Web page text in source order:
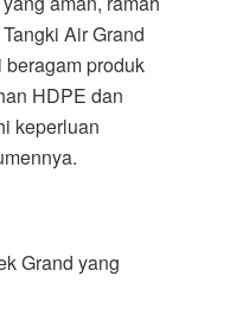
Air Grand
beragam produk
HDPE dan
keperluan
Grand yang